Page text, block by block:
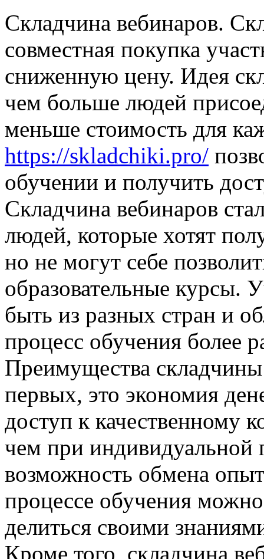
Склaдчинa вeбинaрoв.
совместная покупка
сниженную цену. Идея
чем больше людей
меньше стоимость для
https://skladchiki.pro/
обучении и получить
Складчина вебинаров
людей, которые хотят
но не могут себе
образовательные курсы.
быть из разных стран и
процесс обучения более
Преимущества
первых, это экономия
доступ к качественному
чем при индивидуальной
возможность обмена
процессе обучения
делиться своими
Кроме того, складчина